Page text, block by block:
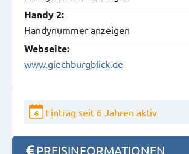
Handy 2:
Handynummer anzeigen
Webseite:
www.giechburgblick.de
6 Eintrag seit 6 Jahren aktiv
PREISINFORMATIONEN